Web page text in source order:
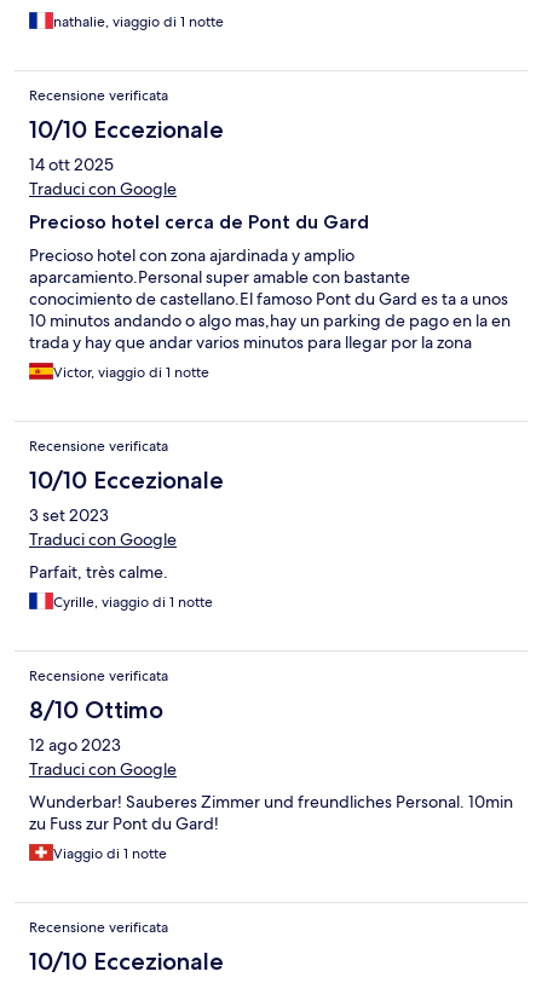
nathalie, viaggio di 1 notte
Recensione verificata
10/10 Eccezionale
14 ott 2025
Traduci con Google
Precioso hotel cerca de Pont du Gard
Precioso hotel con zona ajardinada y amplio
aparcamiento.Personal super amable con bastante
conocimiento de castellano.El famoso Pont du Gard es ta a unos
10 minutos andando o algo mas,hay un parking de pago en la en
trada y hay que andar varios minutos para llegar por la zona
exterior.Habita cion moderna con baño de buen tama
ño.Lamentablemente el restaurante estaba cerrado y no
Victor, viaggio di 1 notte
Recensione verificata
10/10 Eccezionale
3 set 2023
Traduci con Google
Parfait, très calme.
Cyrille, viaggio di 1 notte
Recensione verificata
8/10 Ottimo
12 ago 2023
Traduci con Google
Wunderbar! Sauberes Zimmer und freundliches Personal. 10min
zu Fuss zur Pont du Gard!
Viaggio di 1 notte
Recensione verificata
10/10 Eccezionale